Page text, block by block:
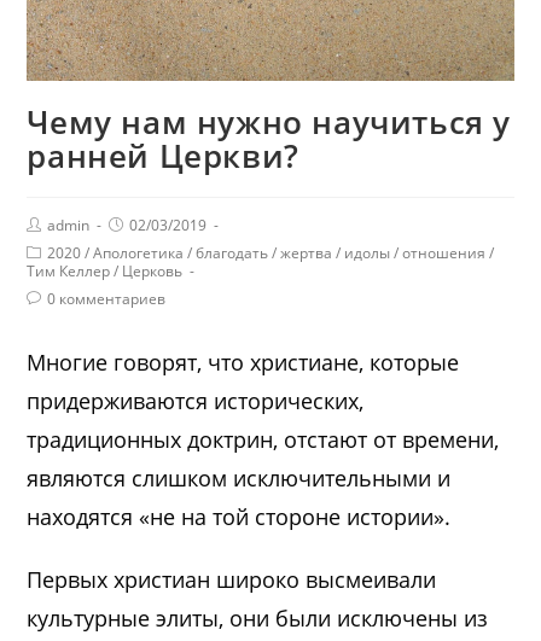
Чему нам нужно научиться у
ранней Церкви?
admin
02/03/2019
2020 / Апологетика / благодать / жертва / идолы / отношения /
Тим Келлер / Церковь
0 комментариев
Многие говорят, что христиане, которые
придерживаются исторических,
традиционных доктрин, отстают от времени,
являются слишком исключительными и
находятся «не на той стороне истории».
Первых христиан широко высмеивали
культурные элиты, они были исключены из